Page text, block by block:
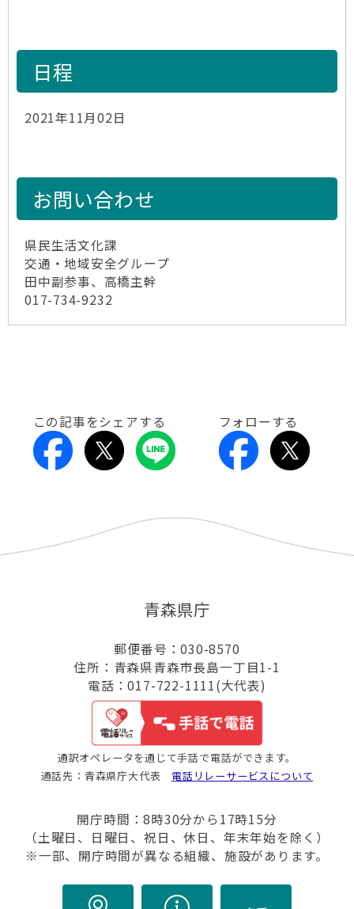
日程
2021年11月02日
お問い合わせ
県民生活文化課
交通・地域安全グループ
田中副参事、高橋主幹
017-734-9232
この記事をシェアする フォローする
青森県庁
郵便番号：030-8570
住所：青森県青森市長島一丁目1-1
電話：017-722-1111(大代表)
通訳オペレータを通じて手話で電話ができます。
通話先：青森県庁大代表 電話リレーサービスについて
開庁時間：8時30分から17時15分
（土曜日、日曜日、祝日、休日、年末年始を除く）
※一部、開庁時間が異なる組織、施設があります。